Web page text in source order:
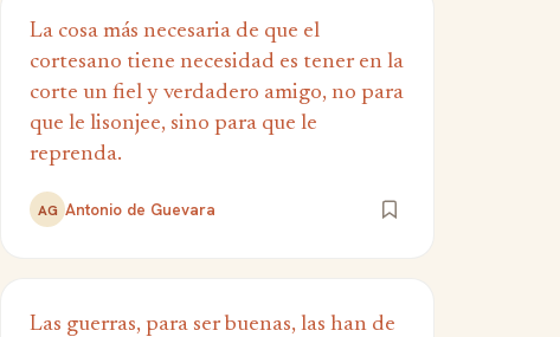
La cosa más necesaria de que el
cortesano tiene necesidad es tener en la
corte un fiel y verdadero amigo, no para
que le lisonjee, sino para que le
reprenda.
AG Antonio de Guevara
Las guerras, para ser buenas, las han de